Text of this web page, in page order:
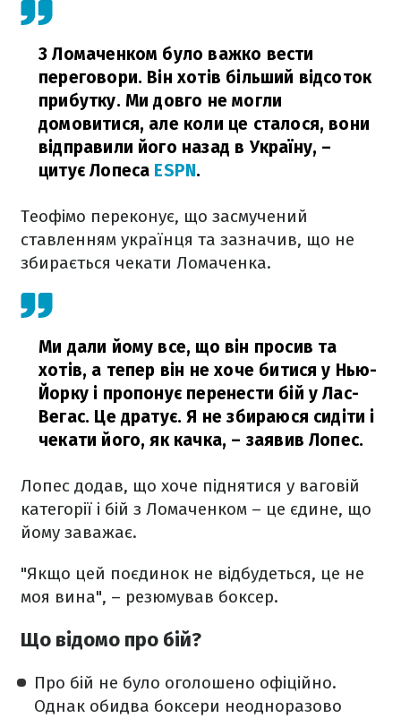
З Ломаченком було важко вести
переговори. Він хотів більший відсоток
прибутку. Ми довго не могли
домовитися, але коли це сталося, вони
відправили його назад в Україну, –
цитує Лопеса ESPN.
Теофімо переконує, що засмучений
ставленням українця та зазначив, що не
збирається чекати Ломаченка.
Ми дали йому все, що він просив та
хотів, а тепер він не хоче битися у Нью-
Йорку і пропонує перенести бій у Лас-
Вегас. Це дратує. Я не збираюся сидіти і
чекати його, як качка, – заявив Лопес.
Лопес додав, що хоче піднятися у ваговій
категорії і бій з Ломаченком – це єдине, що
йому заважає.
"Якщо цей поєдинок не відбудеться, це не
моя вина", – резюмував боксер.
Що відомо про бій?
Про бій не було оголошено офіційно.
Однак обидва боксери неодноразово